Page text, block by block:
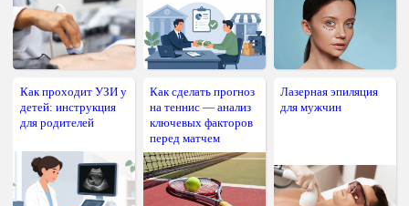
Как проходит УЗИ у
детей: инструкция
для родителей
Как сделать прогноз
на теннис — анализ
ключевых факторов
перед матчем
Лазерная эпиляция
для мужчин